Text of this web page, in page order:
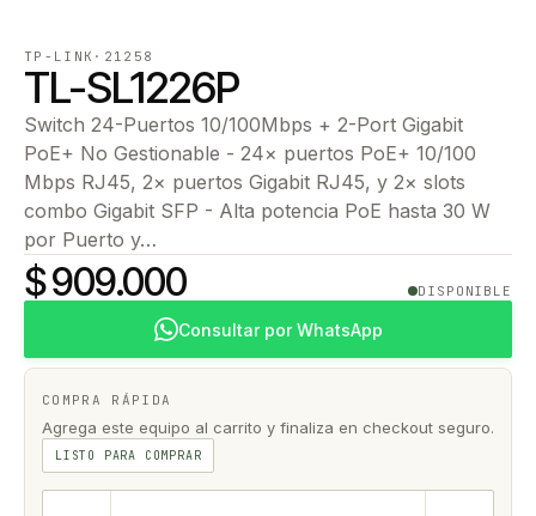
TP-LINK · 21258
TL-SL1226P
Switch 24-Puertos 10/100Mbps + 2-Port Gigabit
PoE+ No Gestionable - 24× puertos PoE+ 10/100
Mbps RJ45, 2× puertos Gigabit RJ45, y 2× slots
combo Gigabit SFP - Alta potencia PoE hasta 30 W
por Puerto y…
$ 909.000 DISPONIBLE
Consultar por WhatsApp
COMPRA RÁPIDA
Agrega este equipo al carrito y finaliza en checkout seguro.
LISTO PARA COMPRAR